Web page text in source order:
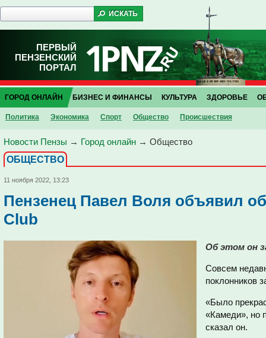
ПЕРВЫЙ
ПЕНЗЕНСКИЙ
ПОРТАЛ
ГОРОД ОНЛАЙН
Политика Экономика Спорт Общество Проиcшествия
БИЗНЕС И ФИНАНСЫ КУЛЬТУРА ЗДОРОВЬЕ
Новости Пензы → Город онлайн → Общество
ОБЩЕСТВО
11 ноября 2022, 13:23
Пензенец Павел Воля объявил
Club
Об этом он
Совсем
поклонников
«Было
«Камеди», но
сказал он.